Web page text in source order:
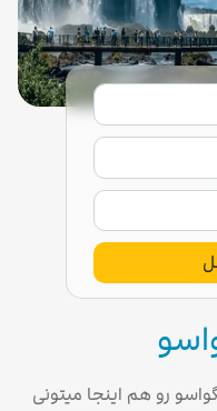
رو هم اینجا میتونی